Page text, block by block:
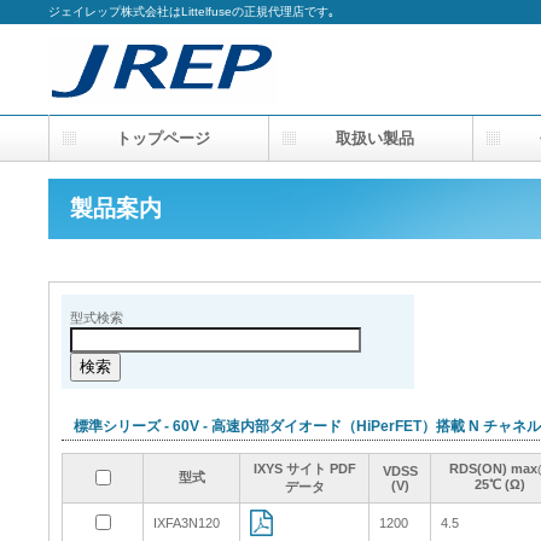
ジェイレップ株式会社はLittelfuseの正規代理店です｡
製品案内
型式検索
標準シリーズ - 60V - 高速内部ダイオード（HiPerFET）搭載 N チャネ
型式
IXYS サイト PDF
データ
VDSS
(V)
RDS(ON)
25℃ (Ω)
型式
IXYS サイト PDF
データ
VDSS
(V)
RDS(ON)
25℃ (Ω)
型式
IXYS サイト PDF
データ
VDSS
(V)
RDS(ON)
25℃ (Ω)
IXFA3N120 1200 4.5
型式
IXYS サイト PDF
データ
VDSS
(V)
RDS(ON)
25℃ (Ω)
IXFA3N120 1200 4.5
トップページ 取扱い製品